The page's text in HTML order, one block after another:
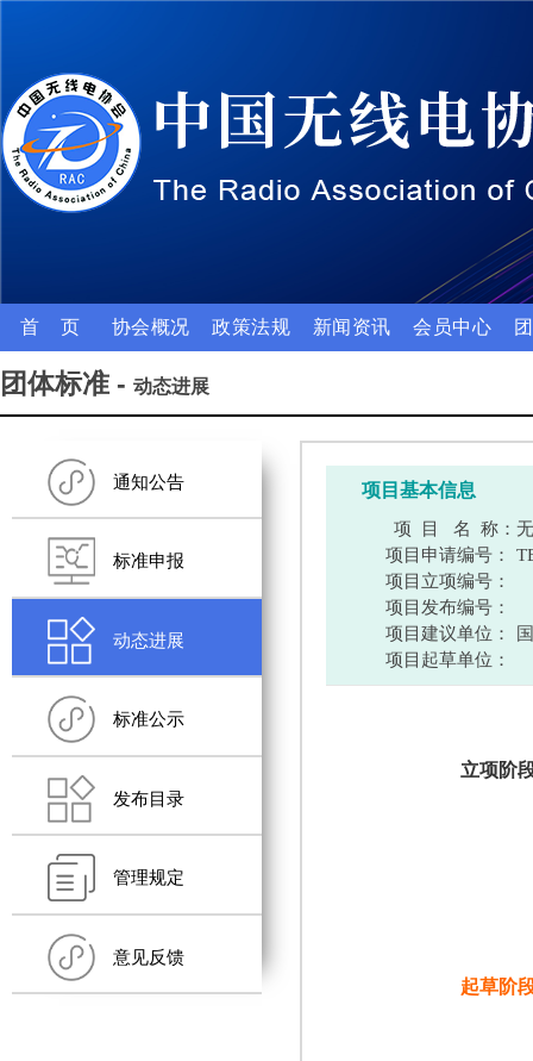
首 页 协会概况 政策法规 新闻资讯 会员中心
团体标准 - 动态进展
通知公告
标准申报
动态进展
标准公示
发布目录
管理规定
意见反馈
项目基本信息
项 目 名 称：
项目申请编号：
项目立项编号：
项目发布编号：
项目建议单位：
项目起草单位：
立项阶
起草阶